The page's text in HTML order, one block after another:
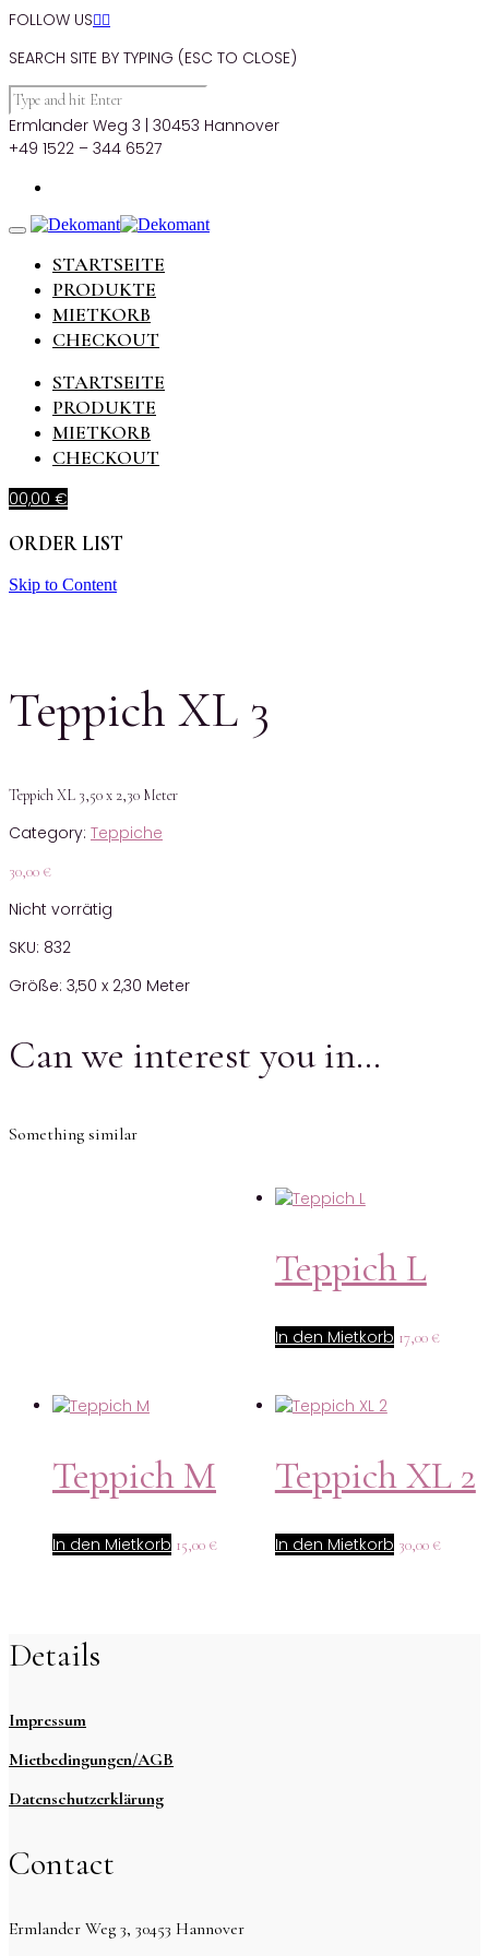
FOLLOW US
SEARCH SITE BY TYPING (ESC TO CLOSE)
Ermlander Weg 3 | 30453 Hannover
+49 1522 – 344 6527
STARTSEITE
PRODUKTE
MIETKORB
CHECKOUT
STARTSEITE
PRODUKTE
MIETKORB
CHECKOUT
00,00 €
ORDER LIST
Skip to Content
Teppich XL 3
Teppich XL 3,50 x 2,30 Meter
Category: Teppiche
30,00 €
Nicht vorrätig
SKU: 832
Größe: 3,50 x 2,30 Meter
Can we interest you in…
Something similar
Teppich L
In den Mietkorb 17,00 €
Teppich M
In den Mietkorb 15,00 €
Teppich XL 2
In den Mietkorb 30,00 €
Details
Impressum
Mietbedingungen/AGB
Datenschutzerklärung
Contact
Ermlander Weg 3, 30453 Hannover